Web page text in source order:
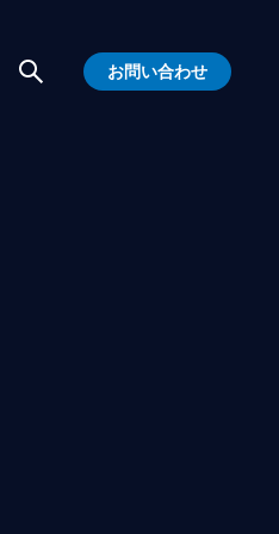
お問い合わせ